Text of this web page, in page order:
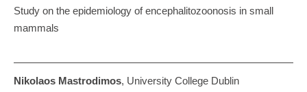
Study on the epidemiology of encephalitozoonosis in small
mammals
Nikolaos Mastrodimos, University College Dublin